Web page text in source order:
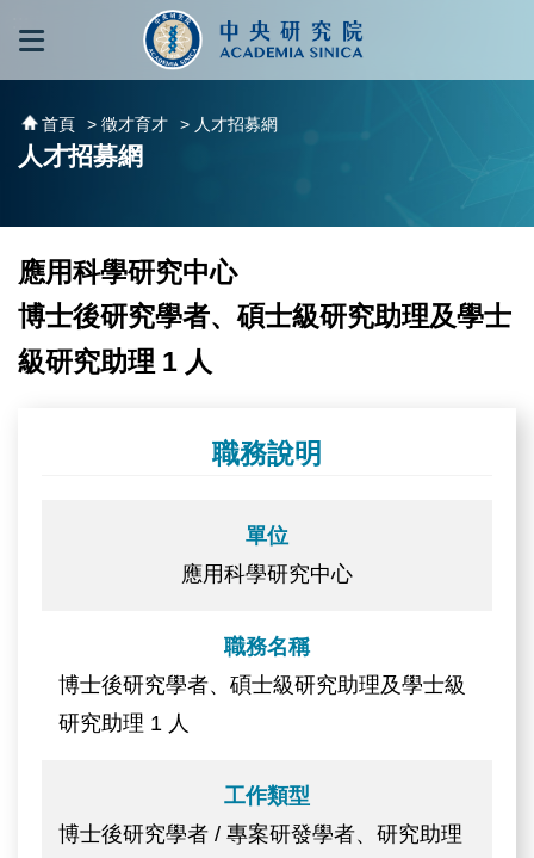
跳到主要內容區塊
首頁 > 徵才育才 > 人才招募網
人才招募網
應用科學研究中心
博士後研究學者、碩士級研究助理及學士
級研究助理 1 人
職務說明
單位
應用科學研究中心
職務名稱
博士後研究學者、碩士級研究助理及學士級
研究助理 1 人
工作類型
博士後研究學者 / 專案研發學者、研究助理